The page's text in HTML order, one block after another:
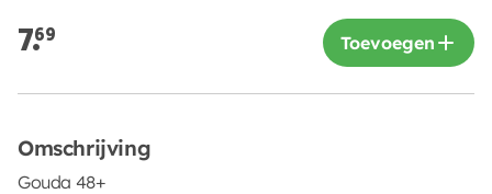
7.69 Toevoegen
Omschrijving
Gouda 48+